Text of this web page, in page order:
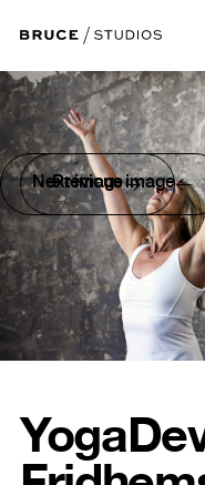
Previous image
Next image